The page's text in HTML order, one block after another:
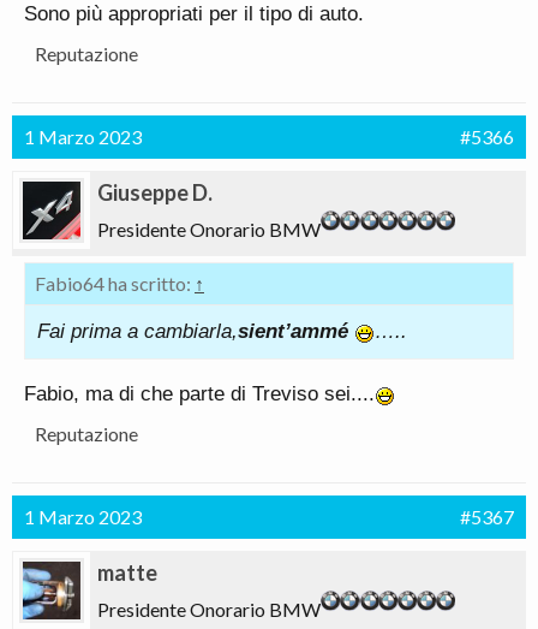
ancora più reattiva e precisa di sterzo.
Sono più appropriati per il tipo di auto.
Reputazione
1 Marzo 2023 #5366
Giuseppe D.
Presidente Onorario BMW
Fabio64 ha scritto: ↑
Fai prima a cambiarla,sient’ammé …..
Fabio, ma di che parte di Treviso sei....
Reputazione
1 Marzo 2023 #5367
matte
Presidente Onorario BMW